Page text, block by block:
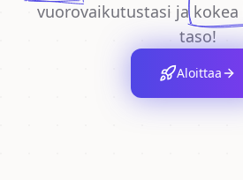
vuorovaikutustasi ja kokea
taso!
Aloittaa